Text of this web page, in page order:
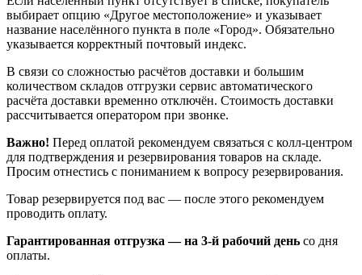
выбирает опцию «Другое местоположение» и указывает
название населённого пункта в поле «Город». Обязательно
указывается корректный почтовый индекс.
В связи со сложностью расчётов доставки и большим
количеством складов отгрузки сервис автоматического
расчёта доставки временно отключён. Стоимость доставки
рассчитывается оператором при звонке.
Важно! Перед оплатой рекомендуем связаться с колл‑центром
для подтверждения и резервирования товаров на складе.
Просим отнестись с пониманием к вопросу резервирования.
Товар резервируется под вас — после этого рекомендуем
проводить оплату.
Гарантированная отгрузка — на 3‑й рабочий день со дня
оплаты.